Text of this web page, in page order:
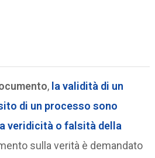
, la validità di un
di un processo sono
veridicità o falsità della
sulla verità è demandato